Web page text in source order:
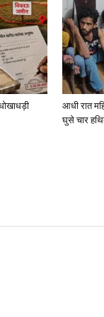
आधी रात
घुसे चार